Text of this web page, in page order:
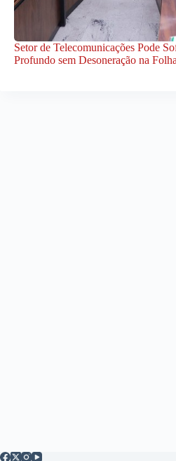
Setor de Telecomunicações Pode
Profundo sem Desoneração na